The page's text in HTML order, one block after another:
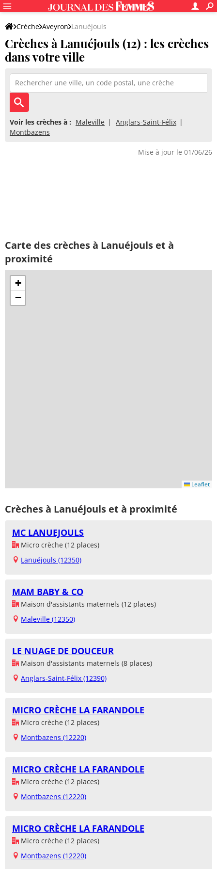
Crèche Aveyron Lanuéjouls
Crèches à Lanuéjouls (12) : les crèches
dans votre ville
Voir les crèches à : Maleville
Anglars-Saint-Félix
Montbazens
Mise à jour le 01/06/26
Carte des crèches à Lanuéjouls et à
proximité
+
−
Leaflet
Crèches à Lanuéjouls et à proximité
MC LANUEJOULS
Micro crèche (12 places)
Lanuéjouls (12350)
MAM BABY & CO
Maison d'assistants maternels (12 places)
Maleville (12350)
LE NUAGE DE DOUCEUR
Maison d'assistants maternels (8 places)
Anglars-Saint-Félix (12390)
MICRO CRÈCHE LA FARANDOLE
Micro crèche (12 places)
Montbazens (12220)
MICRO CRÈCHE LA FARANDOLE
Micro crèche (12 places)
Montbazens (12220)
MICRO CRÈCHE LA FARANDOLE
Micro crèche (12 places)
Montbazens (12220)